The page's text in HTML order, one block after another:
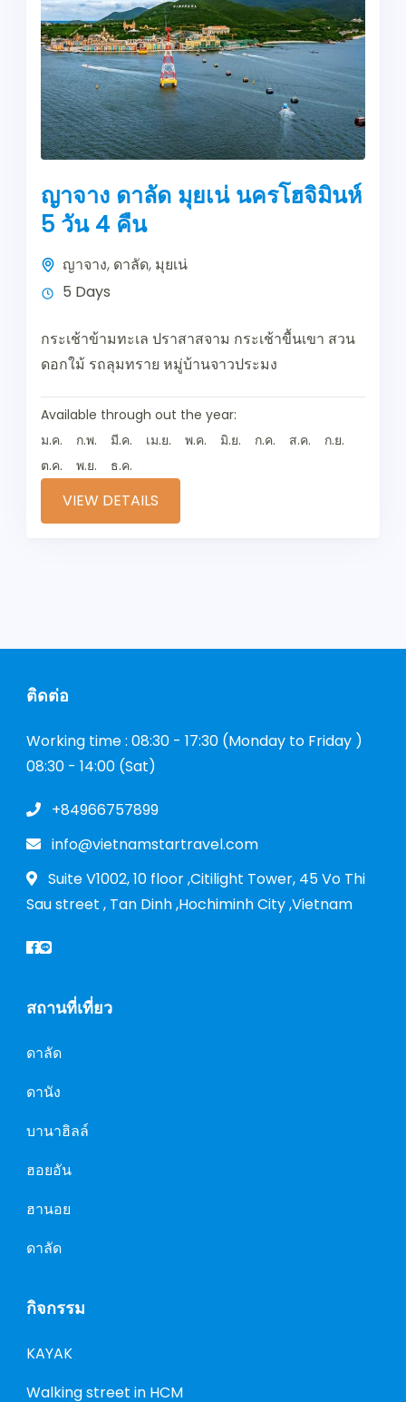
ญาจาง ดาลัด มุยเน่ นครโฮจิมินห์
5 วัน 4 คืน
ญาจาง, ดาลัด, มุยเน่
5 Days
กระเช้าข้ามทะเล ปราสาสจาม กระเช้าขื้นเขา สวน
ดอกใม้ รถลุมทราย หมู่บ้านจาวประมง
Available through out the year:
ม.ค.
ก.พ. มี.ค. เม.ย. พ.ค. มิ.ย. ก.ค. ส.ค.
ก.ย.
ต.ค.
พ.ย. ธ.ค.
VIEW DETAILS
ติดต่อ
Working time : 08:30 - 17:30 (Monday to Friday )
08:30 - 14:00 (Sat)
+84966757899
info@vietnamstartravel.com
Suite V1002, 10 floor ,Citilight Tower, 45 Vo Thi
Sau street , Tan Dinh ,Hochiminh City ,Vietnam
สถานที่เที่ยว
ดาลัด
ดานัง
บานาฮิลล์
ฮอยอัน
ฮานอย
ดาลัด
กิจกรรม
KAYAK
Walking street in HCM